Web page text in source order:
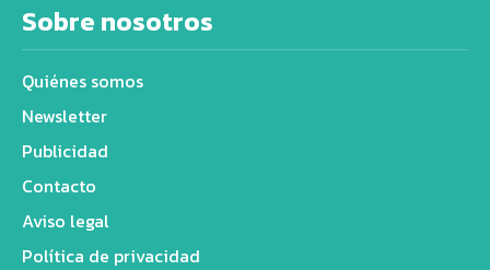
Sobre nosotros
Quiénes somos
Newsletter
Publicidad
Contacto
Aviso legal
Política de privacidad